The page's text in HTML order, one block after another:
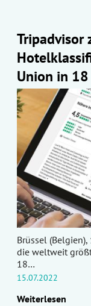
Tripadvisor
Union in
Brüssel
die weltweit
18…
15.07.2022
Weiterlesen